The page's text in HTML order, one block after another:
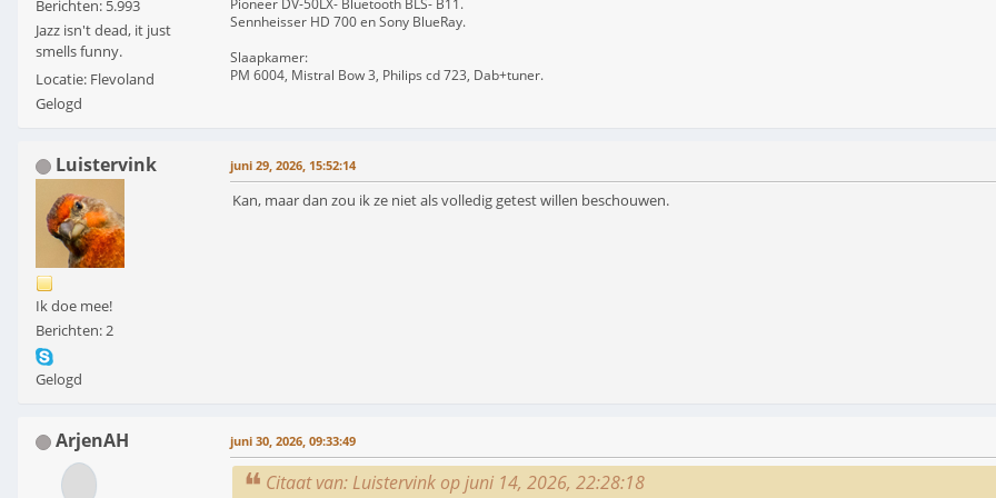
Berichten: 5.993
Jazz isn't dead, it just
smells funny.
Locatie: Flevoland
Gelogd
Pioneer DV-50LX- Bluetooth BLS- B11.
Sennheisser HD 700 en Sony BlueRay.
Slaapkamer:
PM 6004, Mistral Bow 3, Philips cd 723, Dab+tuner.
Luistervink
Ik doe mee!
Berichten: 2
Gelogd
juni 29, 2026, 15:52:14
Kan, maar dan zou ik ze niet als volledig getest willen beschouwen.
ArjenAH juni 30, 2026, 09:33:49
Citaat van: Luistervink op juni 14, 2026, 22:28:18